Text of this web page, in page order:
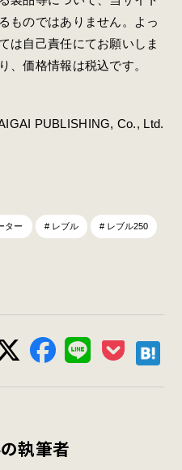
ものではありません。よっ
は自己責任にてお願いしま
価格情報は税込です。
PUBLISHING, Co., Ltd.
ター レブル レブル250
執筆者